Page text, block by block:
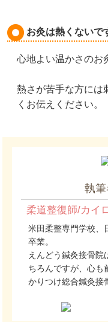
お灸は熱くないで
心地よい温かさのお
熱さが苦手な方には
くお伝えください。
執
柔道整復師/カイ
米田柔整専門学校、
卒業。
えんどう鍼灸接骨院
ちろんですが、心
かりつけ総合鍼灸接